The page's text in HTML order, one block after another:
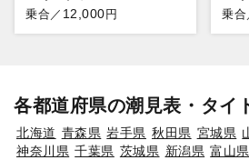
乗合／ 12,000円 乗合
各都道府県の潮見表・タイ
北海道 青森県 岩手県 秋田県 宮城県
神奈川県 千葉県 茨城県 新潟県 富山県